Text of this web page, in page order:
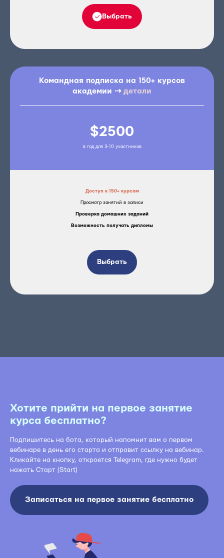
Выбрать
Командная подписка на 150+ курсов
академии ⇢ детали
$2500
в год для 3-10 участников
Доступ к 150+ курсам
Просмотр занятий в записи
Проверка домашних заданий
Возможность получать дипломы
Выбрать
Хотите прийти на первое занятие
курса бесплатно?
Подпишитесь на бота, который напомнит вам о первом
вебинаре в день его старта и отправит ссылку на вебинар.
Кликайте на кнопку, откроется Telegram, где нужно будет
нажать Старт (Start)
Записаться на первое занятие бесплатно